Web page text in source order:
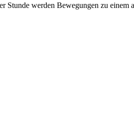
werden Bewegungen zu